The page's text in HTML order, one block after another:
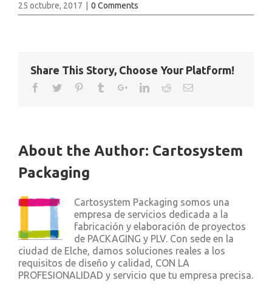
25 octubre, 2017 0 Comments
Share This Story, Choose Your Platform!
About the Author: Cartosystem
Packaging
Cartosystem Packaging somos una
empresa de servicios dedicada a la
fabricación y elaboración de proyectos
de PACKAGING y PLV. Con sede en la
ciudad de Elche, damos soluciones reales a los
requisitos de diseño y calidad, CON LA
PROFESIONALIDAD y servicio que tu empresa precisa.